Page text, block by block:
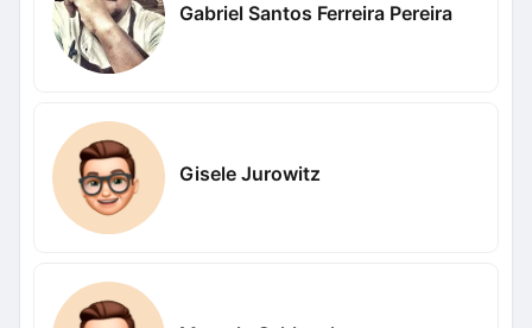
Gabriel Santos Ferreira Pereira
Gisele Jurowitz